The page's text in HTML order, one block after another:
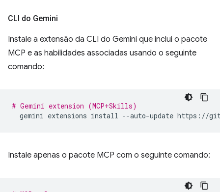
CLI do Gemini
Instale a extensão da CLI do Gemini que inclui o pacote
MCP e as habilidades associadas usando o seguinte
comando:
# Gemini extension (MCP+Skills)
gemini extensions install --auto-update
Instale apenas o pacote MCP com o seguinte comando: